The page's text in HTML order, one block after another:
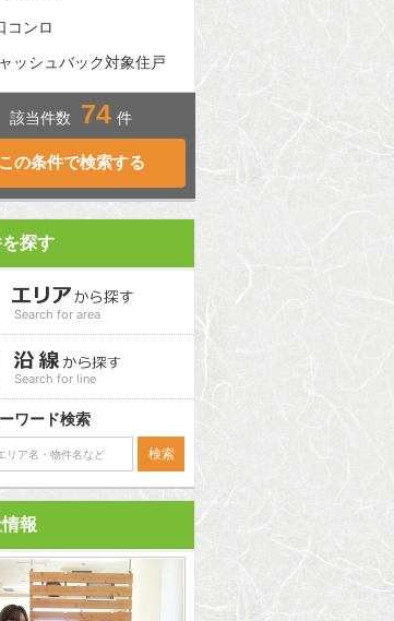
コンロ
ッシュバック対象住戸
該当件数 74 件
探す
Search for area
Search for line
ワード検索
報